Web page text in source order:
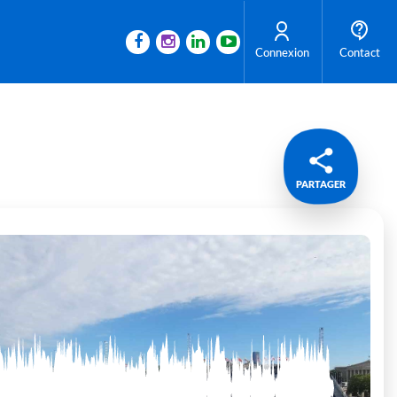
Connexion Contact
PARTAGER